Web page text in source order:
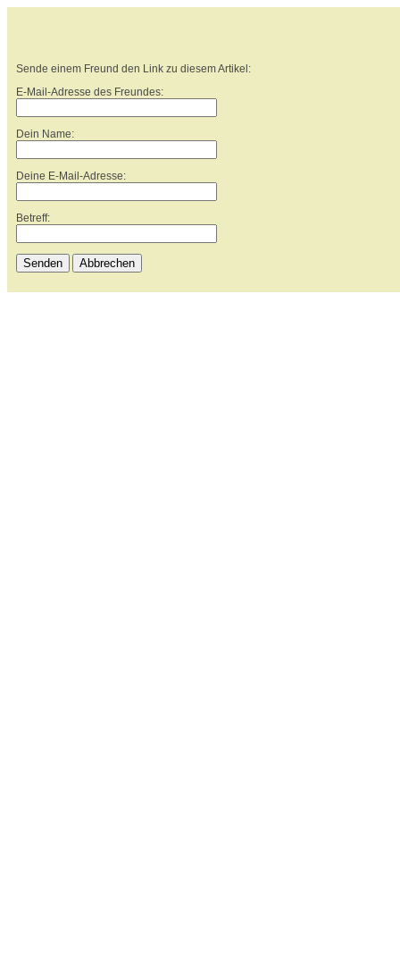
Sende einem Freund den Link zu diesem Artikel:
E-Mail-Adresse des Freundes:
Dein Name:
Deine E-Mail-Adresse:
Betreff:
Senden Abbrechen